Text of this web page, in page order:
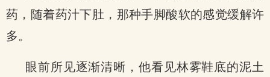
药，随着药汁下肚，那种手脚酸软的感觉缓解许
多。
眼前所见逐渐清晰，他看见林雾鞋底的泥土